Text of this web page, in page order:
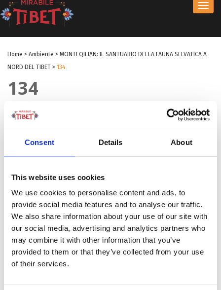
Consent Details About
This website uses cookies
We use cookies to personalise content and ads, to
provide social media features and to analyse our traffic.
We also share information about your use of our site with
our social media, advertising and analytics partners who
may combine it with other information that you’ve
provided to them or that they’ve collected from your use
of their services.
Home > Ambiente > MONTI QILIAN: IL SANTUARIO DELLA FAUNA SELVATICA A
NORD DEL TIBET > 134
134